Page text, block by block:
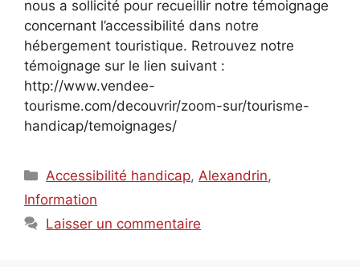
nous a sollicité pour recueillir notre témoignage
concernant l’accessibilité dans notre
hébergement touristique. Retrouvez notre
témoignage sur le lien suivant :
http://www.vendee-
tourisme.com/decouvrir/zoom-sur/tourisme-
handicap/temoignages/
Catégories
Accessibilité handicap, Alexandrin,
Information
Laisser un commentaire